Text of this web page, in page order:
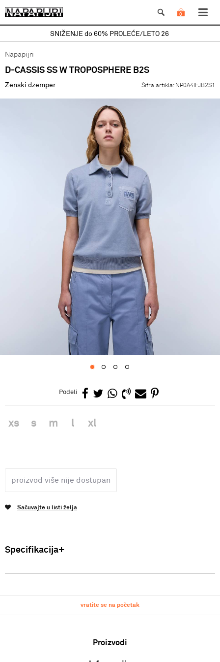
0
SNIŽENJE do 60% PROLEĆE/LETO 26
Napapijri
D-CASSIS SS W TROPOSPHERE B2S
Zenski dzemper Šifra artikla: NP0A4IFJB2S1
Podeli
xs s m l xl
proizvod više nije dostupan
Sačuvajte u listi želja
Specifikacija
vratite se na početak
Proizvodi